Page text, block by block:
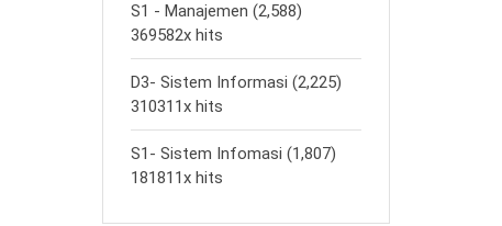
S1 - Manajemen (2,588)
369582x hits
D3- Sistem Informasi (2,225)
310311x hits
S1- Sistem Infomasi (1,807)
181811x hits